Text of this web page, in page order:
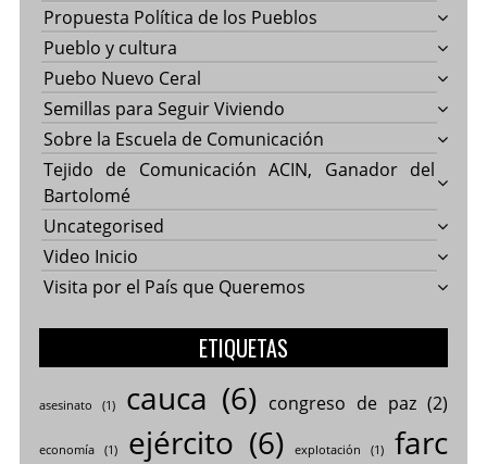
Propuesta Política de los Pueblos
Pueblo y cultura
Puebo Nuevo Ceral
Semillas para Seguir Viviendo
Sobre la Escuela de Comunicación
Tejido de Comunicación ACIN, Ganador del
Bartolomé
Uncategorised
Video Inicio
Visita por el País que Queremos
ETIQUETAS
asesinato (1) cauca (6) congreso de paz(2)
economía(1) ejército (6) explotación (1)
farc